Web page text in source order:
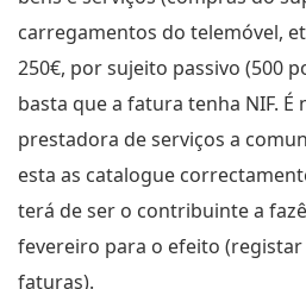
carregamentos do telemóvel,
250€, por sujeito passivo (500
basta que a fatura tenha NIF. É
prestadora de serviços a
esta as catalogue
terá de ser o contribuinte a
fevereiro para o efeito
faturas).